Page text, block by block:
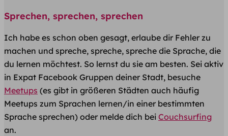
Sprechen, sprechen, sprechen
Ich habe es schon oben gesagt, erlaube dir Fehler zu
machen und spreche, spreche, spreche die Sprache, die
du lernen möchtest. So lernst du sie am besten. Sei aktiv
in Expat Facebook Gruppen deiner Stadt, besuche
Meetups (es gibt in größeren Städten auch häufig
Meetups zum Sprachen lernen/in einer bestimmten
Sprache sprechen) oder melde dich bei Couchsurfing
an.